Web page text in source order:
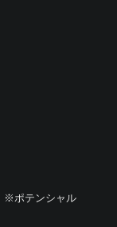
※ポテンシャル